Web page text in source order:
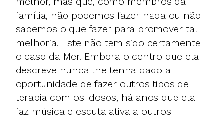
família, não podemos fazer nada ou não
sabemos o que fazer para promover tal
melhoria. Este não tem sido certamente
o caso da Mer. Embora o centro que ela
descreve nunca lhe tenha dado a
oportunidade de fazer outros tipos de
terapia com os idosos, há anos que ela
faz música e escuta ativa a outros